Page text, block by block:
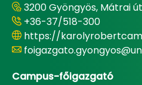
3200 Gyöngyös, Mátrai
+36-37/518-300
https://
Campus-főigazgató